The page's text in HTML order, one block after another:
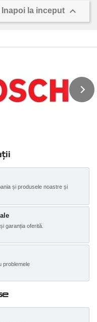
Inapoi la inceput 
și produsele noastre și
garanția oferită.
problemele